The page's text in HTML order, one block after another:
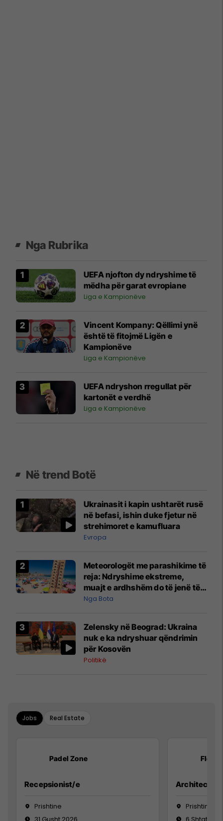
Nga Rubrika
UEFA njofton dy ndryshime të
mëdha për garat evropiane
Liga e Kampionëve
Vincent Kompany: Qëllimi ynë
është të fitojmë Ligën e
Kampionëve
Liga e Kampionëve
UEFA ndryshon rregullat për
kartonët e verdhë
Liga e Kampionëve
Në trend Botë
Ukrainasit i kapin ushtarët rusë
në befasi, ishin duke fjetur në
strehimoret e kamufluara
Evropa
Meteorologët me parashikime të
reja: Ndryshime ekstreme,
muajt e ardhshëm do të jenë të
pazakontë
Nga Bota
Zelensky në Beograd: Ukraina
nuk e ka ndryshuar qëndrimin
për Kosovën
Politikë
Jobs Real Estate
Padel Zone
Recepsionist/e
Prishtine
31 Gusht 2026
Flex
Architect
Prishtinë
6 Shtator